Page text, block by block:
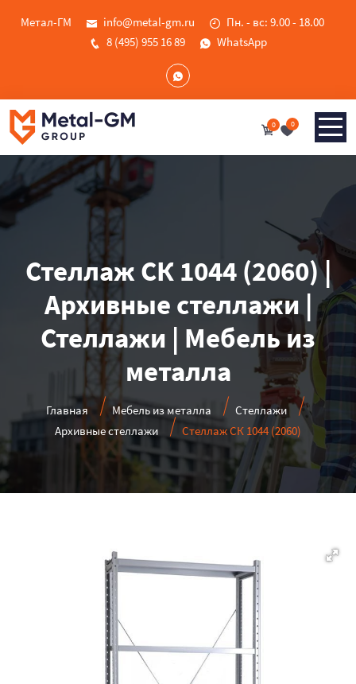
Метал-ГМ info@metal-gm.ru
Пн. - вс: 9.00 - 18.00
8 (495) 955 16 89
WhatsApp
0 0
Стеллаж СК 1044 (2060) |
Архивные стеллажи |
Стеллажи | Мебель из
металла
Главная Мебель из металла
Стеллажи
Архивные стеллажи
Стеллаж СК 1044 (2060)